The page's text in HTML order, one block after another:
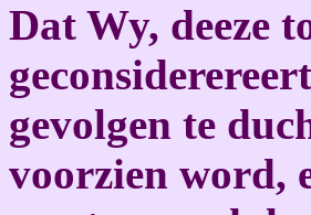
Dat Wy, deeze
gevolgen te
voorzien word,